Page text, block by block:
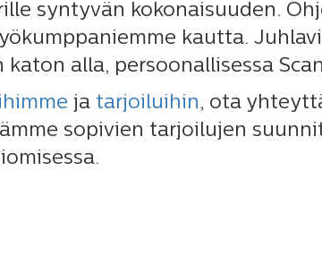
syntyvän kokonaisuuden.
kautta.
katon alla, persoonallisessa
ja tarjoiluihin, ota
sopivien tarjoilujen